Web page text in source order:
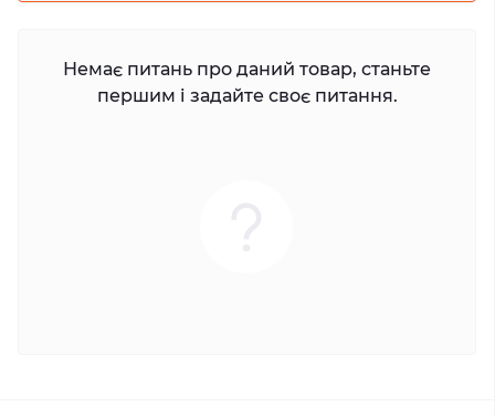
Немає питань про даний товар, станьте
першим і задайте своє питання.